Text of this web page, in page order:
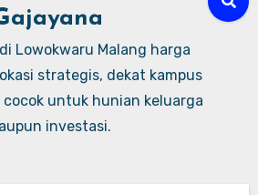
Lowokwaru Malang harga
strategis, dekat kampus
untuk hunian keluarga
investasi.